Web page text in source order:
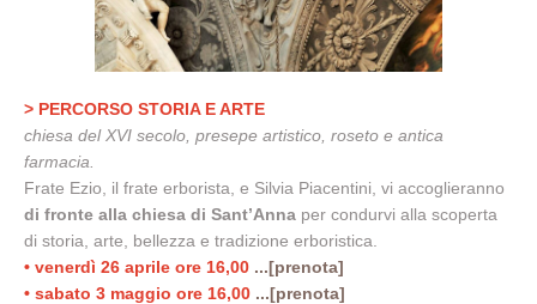
> PERCORSO STORIA E ARTE
chiesa del XVI secolo, presepe artistico, roseto e antica
farmacia.
Frate Ezio, il frate erborista, e Silvia Piacentini, vi accoglieranno
di fronte alla chiesa di Sant’Anna per condurvi alla scoperta
di storia, arte, bellezza e tradizione erboristica.
• venerdì 26 aprile ore 16,00 ...[prenota]
• sabato 3 maggio ore 16,00 ...[prenota]